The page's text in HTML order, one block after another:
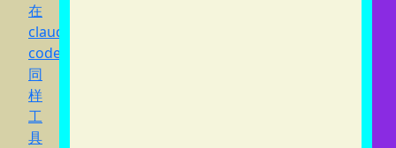
在
claude
code
同
样
工
具